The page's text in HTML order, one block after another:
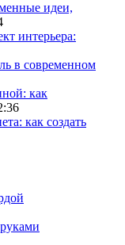
идеи,
интерьера:
в современном
как
как создать